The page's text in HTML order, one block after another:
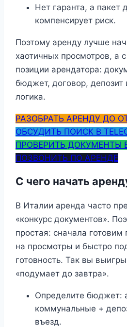
Нет гаранта, а пакет
компенсирует риск.
Поэтому аренду лучше
хаотичных просмотров, а
позиции арендатора:
бюджет, договор, депозит
логика.
РАЗОБРАТЬ АРЕНДУ ДО
ОБСУДИТЬ ПОИСК В
ПРОВЕРИТЬ ДОКУМЕНТЫ В
ПОЗВОНИТЬ ПО АРЕНДЕ
С чего начать
В Италии аренда часто
«конкурс документов».
простая: сначала
на просмотры и быстро
готовность. Так вы
«подумает до завтра».
Определите бюджет:
коммунальные +
въезд.